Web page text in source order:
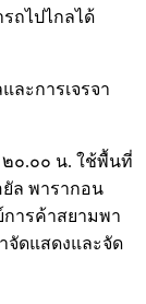
ถไปไกลได้
ละการเจรจา
๒๐.๐๐ น. ใช้พื้นที่
ล พารากอน
ารค้าสยามพา
ดแสดงและจัด